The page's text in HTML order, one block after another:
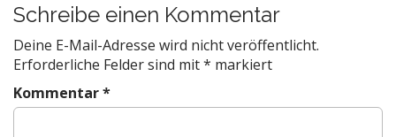
t
n
a
v
i
Schreibe einen Kommentar
Deine E-Mail-Adresse wird nicht veröffentlicht.
Erforderliche Felder sind mit* markiert
Kommentar*